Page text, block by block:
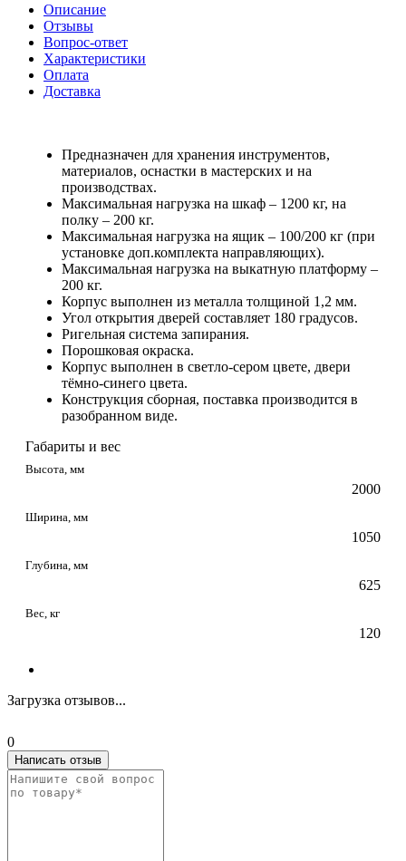
Описание
Отзывы
Вопрос-ответ
Характеристики
Оплата
Доставка
Предназначен для хранения инструментов,
материалов, оснастки в мастерских и на
производствах.
Максимальная нагрузка на шкаф – 1200 кг, на
полку – 200 кг.
Максимальная нагрузка на ящик – 100/200 кг (при
установке доп.комплекта направляющих).
Максимальная нагрузка на выкатную платформу –
200 кг.
Корпус выполнен из металла толщиной 1,2 мм.
Угол открытия дверей составляет 180 градусов.
Ригельная система запирания.
Порошковая окраска.
Корпус выполнен в светло-сером цвете, двери
тёмно-синего цвета.
Конструкция сборная, поставка производится в
разобранном виде.
Габариты и вес
Высота, мм
2000
Ширина, мм
1050
Глубина, мм
625
Вес, кг
120
Загрузка отзывов...
0
Написать отзыв